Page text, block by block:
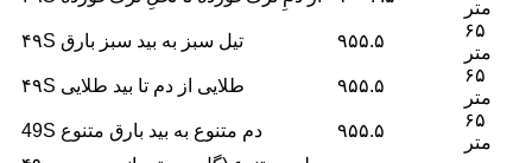
متر
۴۹S تیل سبز به بید سبز بارق
۹۵۵.۵
۶۵
متر
۴۹S طلایی از دم تا بید طلایی
۹۵۵.۵
۶۵
متر
49S دم متنوع به بید بارق متنوع
۹۵۵.۵
۶۵
متر